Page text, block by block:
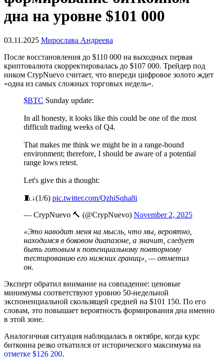
дна на уровне $101 000
03.11.2025 Мирослава Андреева
После восстановления до $110 000 на выходных первая
криптовалюта скорректировалась до $107 000. Трейдер под
ником CrypNuevo считает, что впереди цифровое золото ждет
«одна из самых сложных торговых недель».
$BTC Sunday update:
In all honesty, it looks like this could be one of the most
difficult trading weeks of Q4.
That makes me think we might be in a range-bound
environment; therefore, I should be aware of a potential
range lows retest.
Let's give this a thought:
🧵↓(1/6) pic.twitter.com/QzhiSqha8i
— CrypNuevo 🔨 (@CrypNuevo) November 2, 2025
«Это наводит меня на мысль, что мы, вероятно,
находимся в боковом диапазоне, а значит, следует
быть готовым к потенциальному повторному
тестированию его нижних границ», — отметил
он.
Эксперт обратил внимание на совпадение: ценовые
минимумы соответствуют уровню 50-недельной
экспоненциальной скользящей средней на $101 150. По его
словам, это повышает вероятность формирования дна именно
в этой зоне.
Аналогичная ситуация наблюдалась в октябре, когда курс
биткоина резко откатился от исторического максимума на
отметке $126 200.